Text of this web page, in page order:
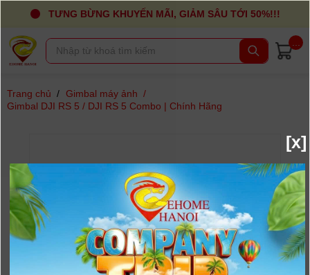
TƯNG BỪNG KHUYẾN MÃI, GIẢM SÂU TỚI 50%!!!
Trang chủ / Gimbal máy ảnh /
Gimbal DJI RS 5 / DJI RS 5 Combo | Chính Hãng
[x]